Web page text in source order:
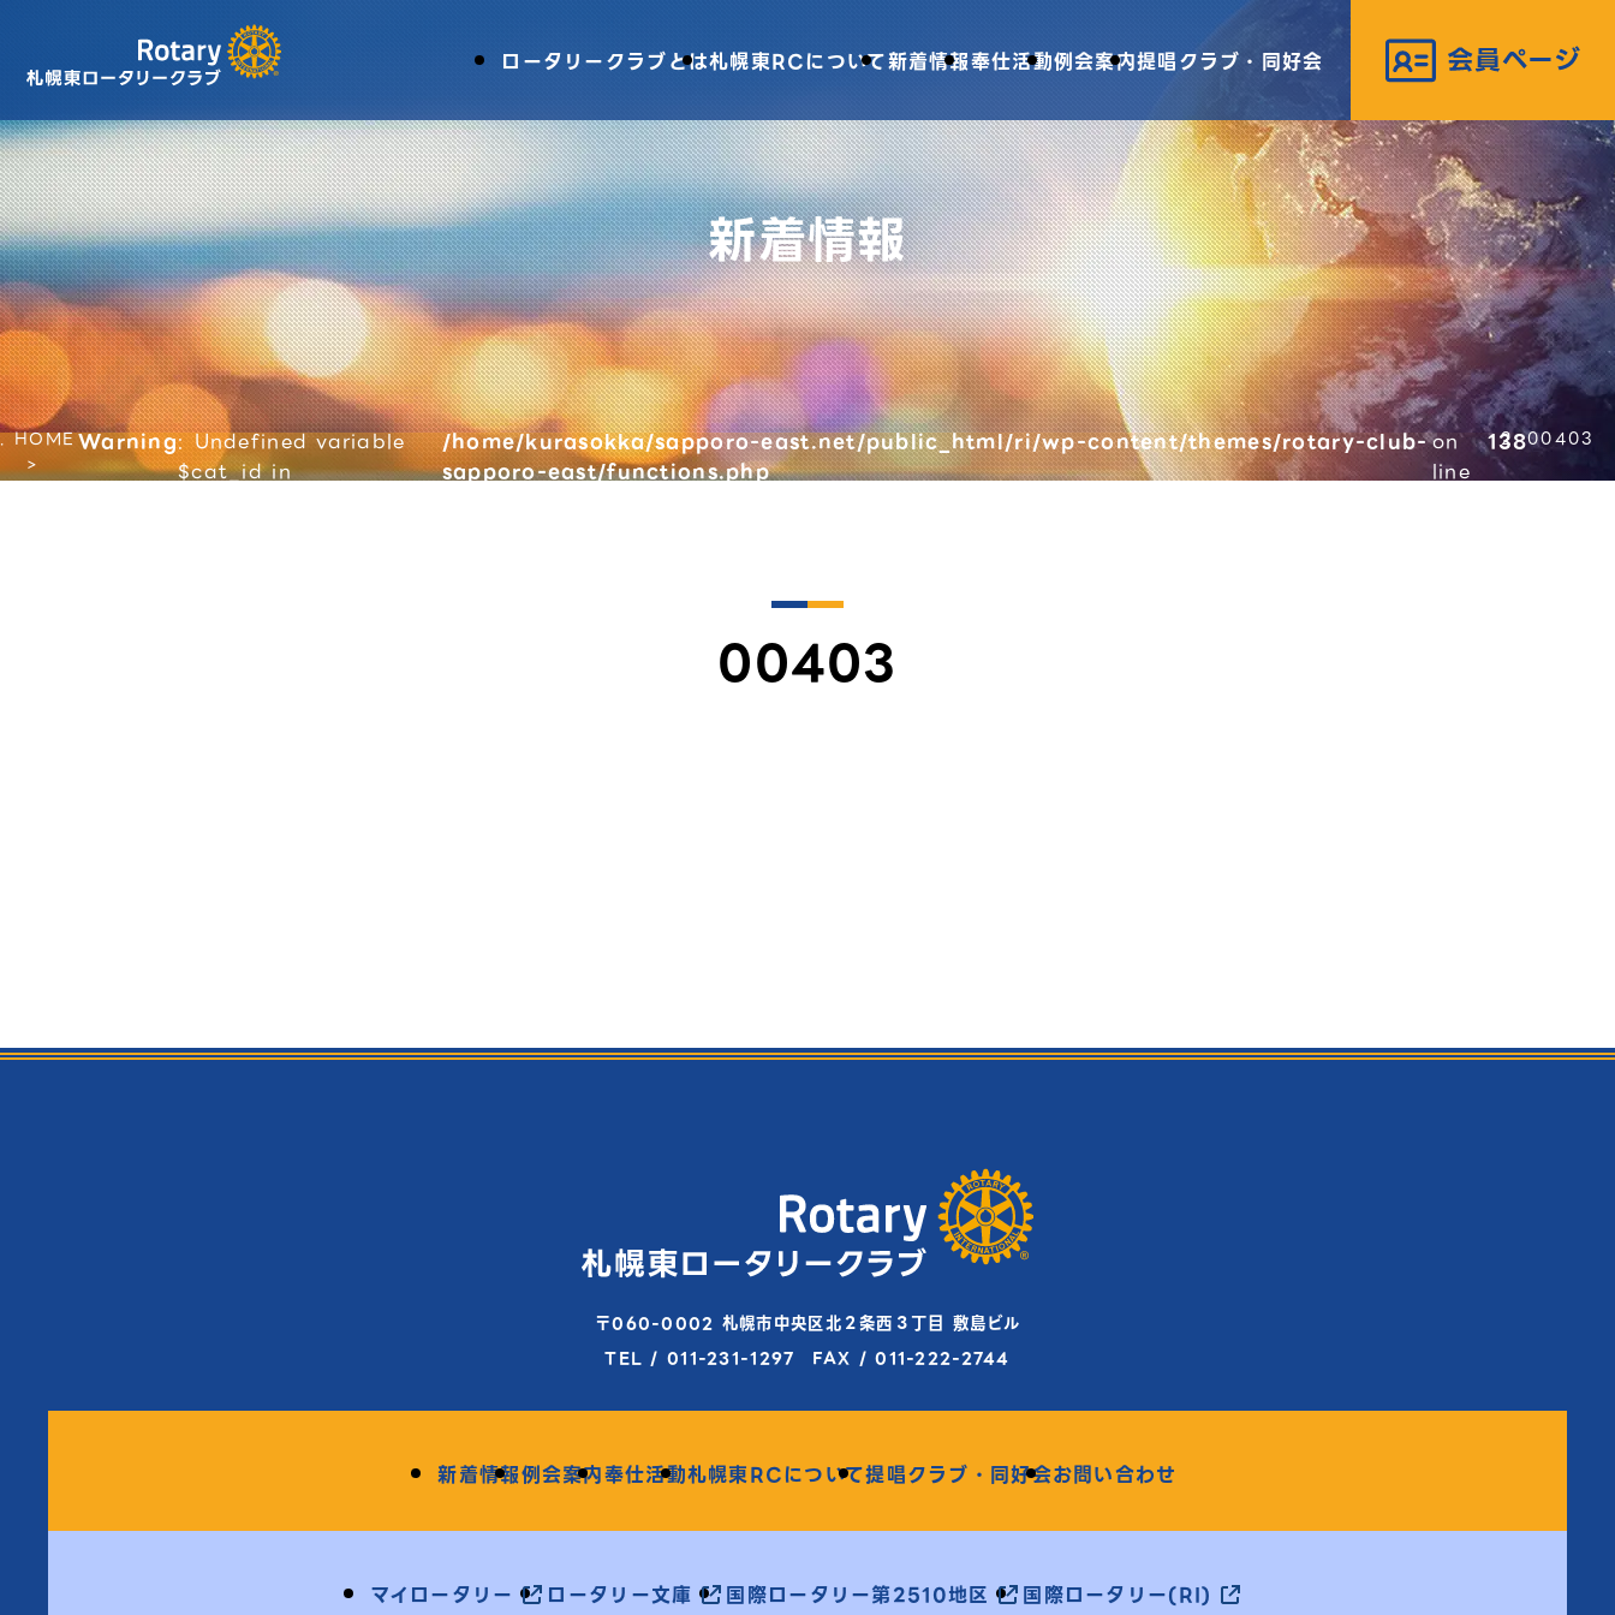
ロータリークラブとは札幌東RCについて新着情報奉仕活動例会案内提唱クラブ・同好会
新着情報
HOMEWarning: Undefined variable
$cat_id in
/home/kurasokka/sapporo-east.net/public_html/ri/wp-content/themes/rotary-club-
sapporo-east/functions.php
on
line
13800403
00403
〒060-0002 札幌市中央区北２条西３丁目 敷島ビル
TEL / 011-231-1297 FAX / 011-222-2744
新着情報例会案内奉仕活動札幌東RCについて提唱クラブ・同好会お問い合わせ
マイロータリー ロータリー文庫 国際ロータリー第2510地区 国際ロータリー(RI)